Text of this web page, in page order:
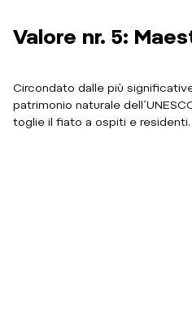
Valore nr. 5:
Circondato dalle più
patrimonio naturale
toglie il fiato a ospiti e residenti.